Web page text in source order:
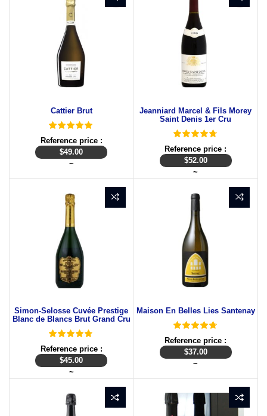
Cattier Brut
Reference price :
$49.00
~
Jeanniard Marcel & Fils Morey
Saint Denis 1er Cru
Reference price :
$52.00
~
Simon-Selosse Cuvée Prestige
Blanc de Blancs Brut Grand Cru
Reference price :
$45.00
~
Maison En Belles Lies Santenay
Reference price :
$37.00
~